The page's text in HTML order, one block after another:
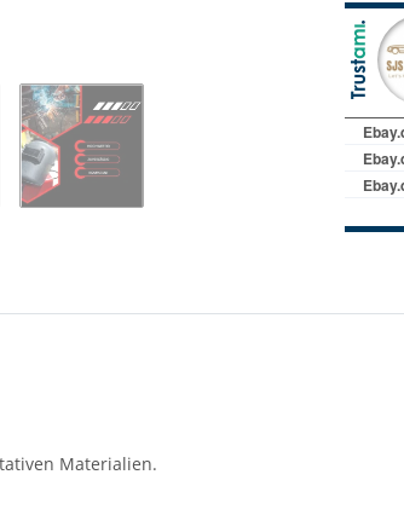
Materialien.